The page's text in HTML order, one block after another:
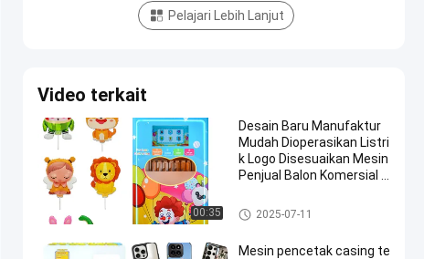
Pelajari Lebih Lanjut
Video terkait
00:35
Desain Baru Manufaktur
Mudah Dioperasikan Listri
k Logo Disesuaikan Mesin
Penjual Balon Komersial O
Mesin Penjual Balon
2025-07-11
Mesin pencetak casing te